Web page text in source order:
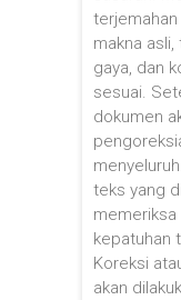
terjemahan
makna
gaya, dan
sesuai.
dokumen
teks yang
memeriksa
kepatuhan
Koreksi
akan